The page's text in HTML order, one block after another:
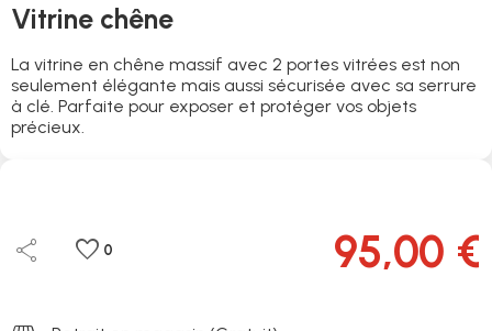
Vitrine chêne
La vitrine en chêne massif avec 2 portes vitrées est non
seulement élégante mais aussi sécurisée avec sa serrure
à clé. Parfaite pour exposer et protéger vos objets
précieux.
share favorite 0 95,00 €